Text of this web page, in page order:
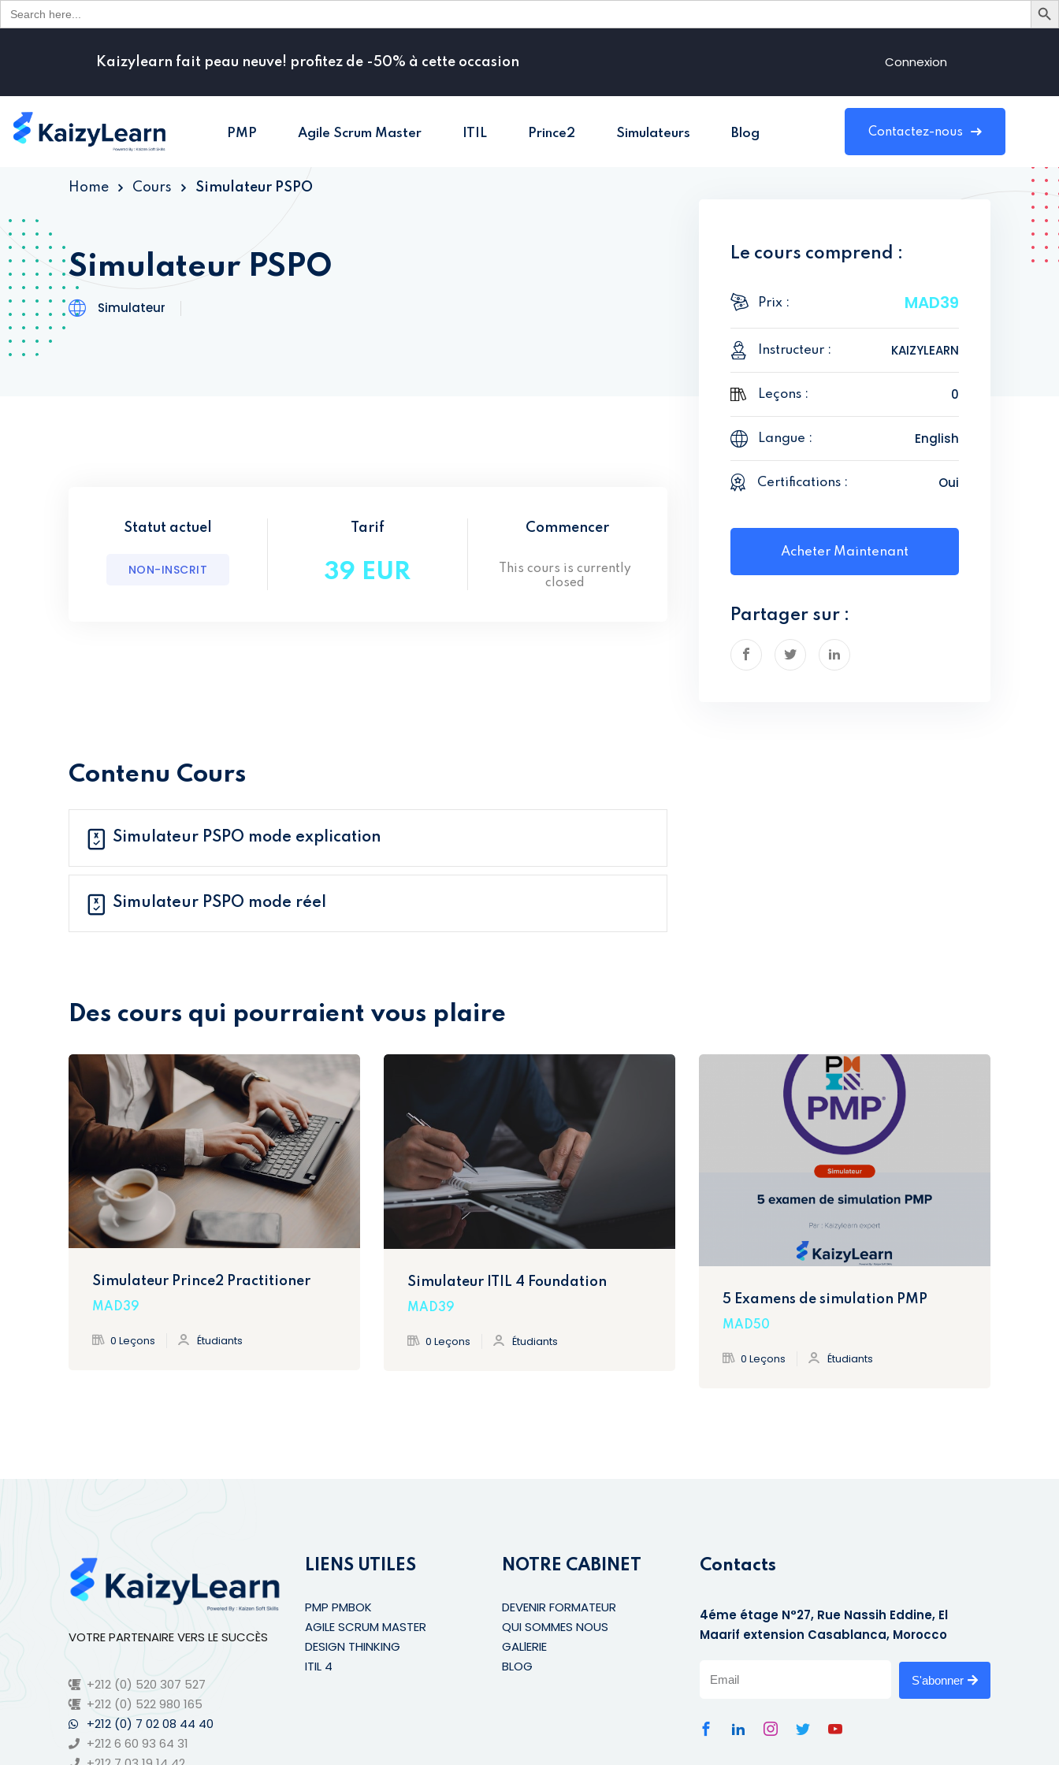
Search
for:
Kaizylearn fait peau neuve! profitez de -50% à cette occasion Connexion
PMP Agile Scrum Master ITIL Prince2 Simulateurs Blog Contactez-nous
Home Cours Simulateur PSPO
Simulateur PSPO
Simulateur
Statut actuel
NON-INSCRIT
Tarif
39 EUR
Commencer
This cours is currently
closed
Contenu Cours
Simulateur PSPO mode explication
Simulateur PSPO mode réel
Le cours comprend :
Prix : MAD39
Instructeur : KAIZYLEARN
Leçons : 0
Langue : English
Certifications : Oui
Acheter Maintenant
Partager sur :
Des cours qui pourraient vous plaire
Simulateur Prince2 Practitioner
MAD39
0 Leçons Étudiants
Simulateur ITIL 4 Foundation
MAD39
0 Leçons Étudiants
5 Examens de simulation PMP
MAD50
0 Leçons Étudiants
VOTRE PARTENAIRE VERS LE SUCCÈS
+212 (0) 520 307 527
+212 (0) 522 980 165
+212 (0) 7 02 08 44 40
+212 6 60 93 64 31
LIENS UTILES
PMP PMBOK
AGILE SCRUM MASTER
DESIGN THINKING
ITIL 4
NOTRE CABINET
DEVENIR FORMATEUR
QUI SOMMES NOUS
GALlERIE
BLOG
Contacts
4éme étage N°27, Rue Nassih Eddine, El
Maarif extension Casablanca, Morocco
S'abonner
Sign in Sign up